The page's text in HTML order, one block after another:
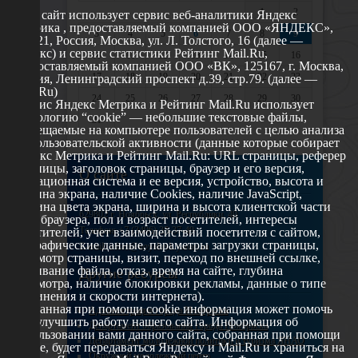
1
2
3
4 5 6 7 8
9
10
11 12 13 14 15
16
17
18 19 20 21 22
23
24
25 26 27 28 29
30
31
О сайте
629802 г. Ноябрьск, ул. Республики, 49
Телефон: +7 (3496) 35-37-49
E-mail: udsm@noyabrsk.yanao.ru
Другие ресурсы
Администрация города Ноябрьска
Департамент образования города Ноябрьска
Департамент молодежной политики и туризма ЯНАО
Окружной молодежный центр
Этот сайт использует сервис веб-аналитики Яндекс
Метрика , предоставляемый компанией ООО «ЯНДЕКС»,
119021, Россия, Москва, ул. Л. Толстого, 16 (далее —
Яндекс) и сервис статистики Рейтинг Mail.Ru,
предоставляемый компанией ООО «ВК», 125167, г. Москва,
Россия, Ленинградский проспект д.39, стр.79. (далее —
Mail.Ru)
Сервис Яндекс Метрика и Рейтинг Mail.Ru использует
технологию “cookie” — небольшие текстовые файлы,
размещаемые на компьютере пользователей с целью анализа
их пользовательской активности (данные которые собирает
Яндекс Метрика и Рейтинг Mail.Ru: URL страницы, реферер
страницы, заголовок страницы, браузер и его версия,
операционная система и ее версия, устройство, высота и
ширина экрана, наличие Cookies, наличие JavaScript,
глубина цвета экрана, ширина и высота клиентской части
окна браузера, пол и возраст посетителей, интересы
посетителей, учет взаимодействий посетителя с сайтом,
географические данные, параметры загрузки страницы,
просмотр страницы, визит, переход по внешней ссылке,
cкачивание файла, отказ, время на сайте, глубина
просмотра, наличие блокировки рекламы, данные о типе
соединения и скорости интернета).
Собранная при помощи cookie информация может помочь
нам улучшить работу нашего сайта. Информация об
использовании вами данного сайта, собранная при помощи
cookie, будет передаваться Яндексу и Mail.Ru и храниться на